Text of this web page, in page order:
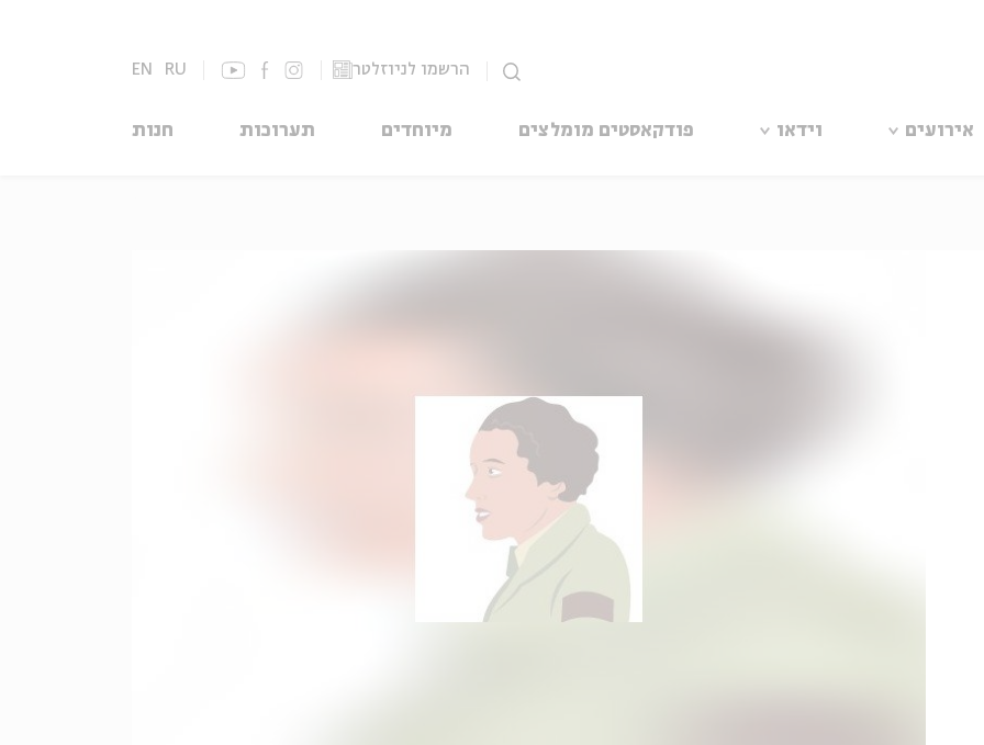
הרשמו לניוזלטר EN RU
אירועים וידאו פודקאסטים מומלצים מיוחדים תערוכות חנות